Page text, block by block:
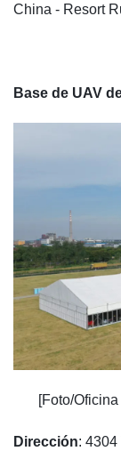
China - Resort
Base de UAV
[Foto/
Dirección: